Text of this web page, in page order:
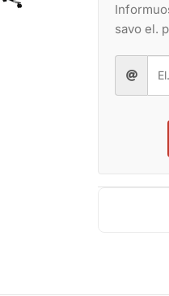
savo el.